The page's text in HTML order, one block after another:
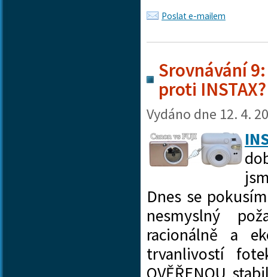
Poslat e-mailem
Srovnávání
proti INSTAX?
Vydáno dne 12. 4.
Dnes se
nesmyslný
racionálně a
trvanlivostí